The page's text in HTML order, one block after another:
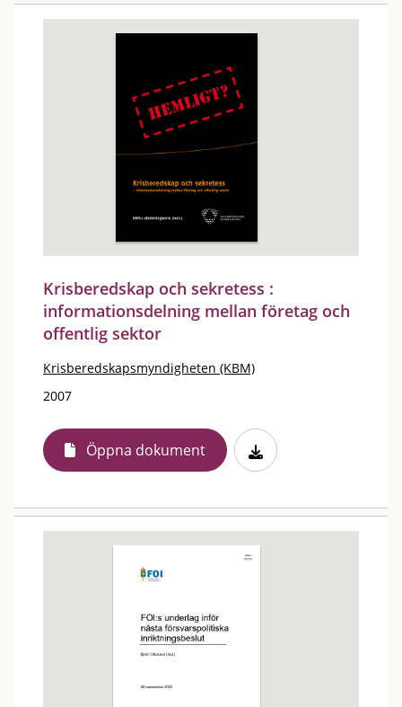
Krisberedskap och sekretess :
informationsdelning mellan företag och
offentlig sektor
Krisberedskapsmyndigheten (KBM)
2007
Öppna dokument